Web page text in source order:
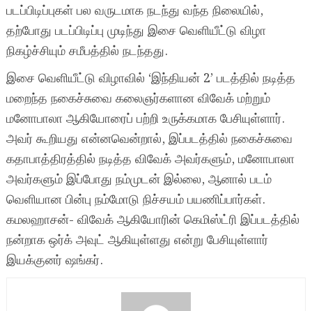
படப்பிடிப்புகள் பல வருடமாக நடந்து வந்த நிலையில்,
தற்போது படப்பிடிப்பு முடிந்து இசை வெளியீட்டு விழா
நிகழ்ச்சியும் சமீபத்தில் நடந்தது.
இசை வெளியீட்டு விழாவில் ‘இந்தியன் 2’ படத்தில் நடித்த
மறைந்த நகைச்சுவை கலைஞர்களான விவேக் மற்றும்
மனோபாலா ஆகியோரைப் பற்றி உருக்கமாக பேசியுள்ளார்.
அவர் கூறியது என்னவென்றால், இப்படத்தில் நகைச்சுவை
கதாபாத்திரத்தில் நடித்த விவேக் அவர்களும், மனோபாலா
அவர்களும் இப்போது நம்முடன் இல்லை, ஆனால் படம்
வெளியான பின்பு நம்மோடு நிச்சயம் பயணிப்பார்கள்.
கமலஹாசன்- விவேக் ஆகியோரின் கெமிஸ்ட்ரி இப்படத்தில்
நன்றாக ஒர்க் அவுட் ஆகியுள்ளது என்று பேசியுள்ளார்
இயக்குனர் ஷங்கர்.